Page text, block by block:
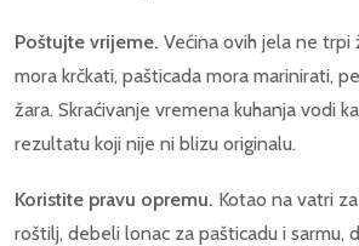
Poštujte vrijeme. Većina ovih jela ne trpi
mora krčkati, pašticada mora marinirati,
žara. Skraćivanje vremena kuhanja vodi
rezultatu koji nije ni blizu originalu.
Koristite pravu opremu. Kotao na vatri
roštilj, debeli lonac za pašticadu i sarmu,